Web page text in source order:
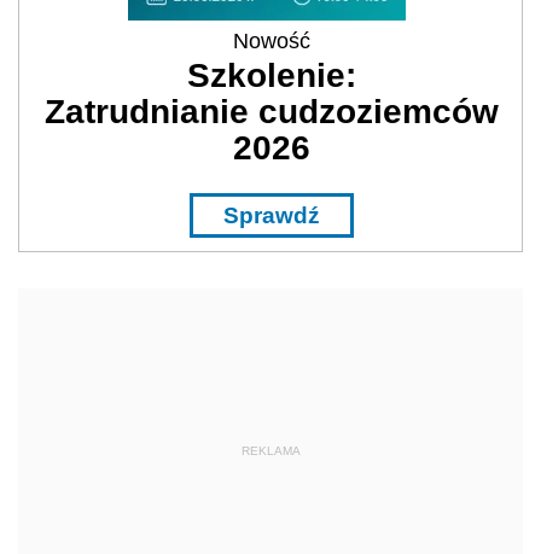
Nowość
Szkolenie:
Zatrudnianie cudzoziemców
2026
Sprawdź
REKLAMA